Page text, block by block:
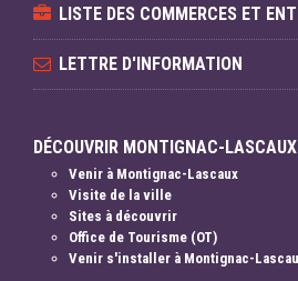
LISTE DES COMMERCES ET
LETTRE D'INFORMATION
DÉCOUVRIR MONTIGNAC-LASCAUX
Venir à Montignac-Lascaux
Visite de la ville
Sites à découvrir
Office de Tourisme (OT)
Venir s'installer à Montignac-